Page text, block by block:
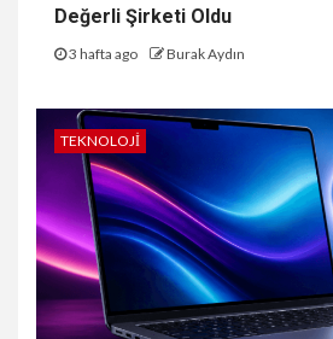
Değerli Şirketi Oldu
3 hafta ago Burak Aydın
TEKNOLOJI